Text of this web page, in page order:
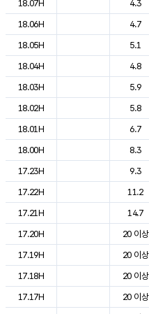
18.07H
4.3
18.06H
4.7
18.05H
5.1
18.04H
4.8
18.03H
5.9
18.02H
5.8
18.01H
6.7
18.00H
8.3
17.23H
9.3
17.22H
11.2
17.21H
14.7
17.20H
20 이상
17.19H
20 이상
17.18H
20 이상
17.17H
20 이상